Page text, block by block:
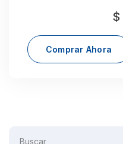
$
Comprar Ahora